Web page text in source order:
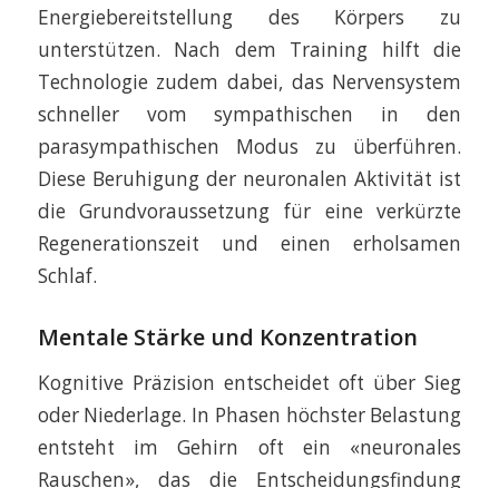
Energiebereitstellung des Körpers zu
unterstützen. Nach dem Training hilft die
Technologie zudem dabei, das Nervensystem
schneller vom sympathischen in den
parasympathischen Modus zu überführen.
Diese Beruhigung der neuronalen Aktivität ist
die Grundvoraussetzung für eine verkürzte
Regenerationszeit und einen erholsamen
Schlaf.
Mentale Stärke und Konzentration
Kognitive Präzision entscheidet oft über Sieg
oder Niederlage. In Phasen höchster Belastung
entsteht im Gehirn oft ein «neuronales
Rauschen», das die Entscheidungsfindung